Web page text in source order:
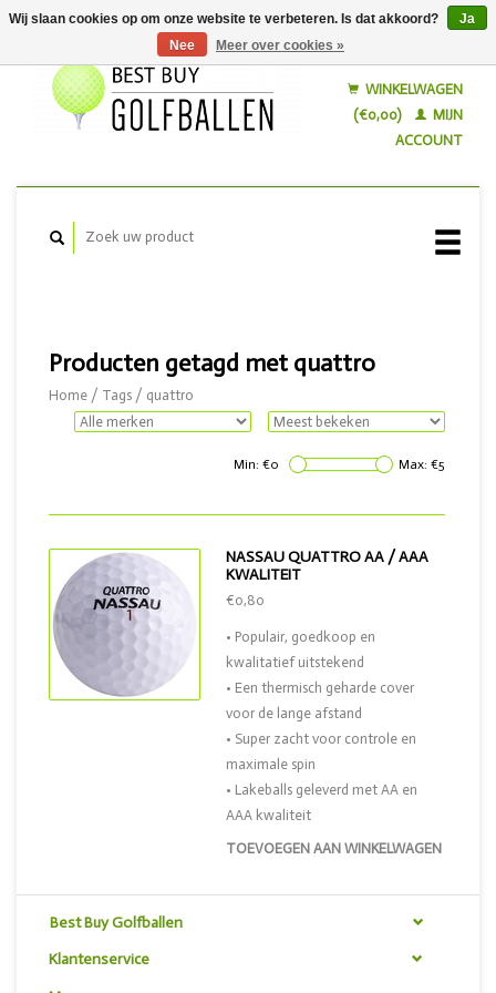
WINKELWAGEN
(€0,00)
MIJN
ACCOUNT
Producten getagd met quattro
Home / Tags / quattro
Min: €0 Max: €5
NASSAU QUATTRO AA / AAA
KWALITEIT
TOEVOEGEN AAN WINKELWAGEN
€0,80
• Populair, goedkoop en
kwalitatief uitstekend
• Een thermisch geharde cover
voor de lange afstand
• Super zacht voor controle en
maximale spin
• Lakeballs geleverd met AA en
AAA kwaliteit
Best Buy Golfballen
Klantenservice
Wij slaan cookies op om onze website te verbeteren. Is dat akkoord?
Ja
Nee
Meer over cookies »